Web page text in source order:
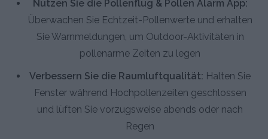
Nutzen Sie die Pollenflug & Pollen Alarm App:
Überwachen Sie Echtzeit-Pollenwerte und erhalten
Sie Warnmeldungen, um Outdoor-Aktivitäten in
pollenarme Zeiten zu legen
Verbessern Sie die Raumluftqualität: Halten Sie
Fenster während Hochpollenzeiten geschlossen
und lüften Sie vorzugsweise abends oder nach
Regen